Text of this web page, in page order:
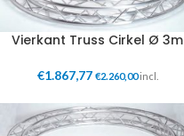
Vierkant Truss Cirkel Ø 3m
€1.867,77 €2.260,00incl.